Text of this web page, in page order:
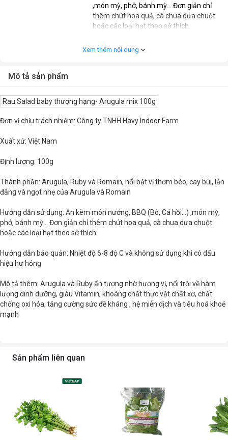
,món mỳ, phở, bánh mỳ... Đơn giản chỉ
thêm chút hoa quả, cà chua dưa chuột
hoặc các loại hạt theo sở thích.
Nhiệt độ 6-8 độ C và không sử dụng khi
Khối lượng
Xem thêm nội dung
Mô tả sản phẩm
Rau Salad baby thượng hạng- Arugula mix 100g
Đơn vị chịu trách nhiệm: Công ty TNHH Havy Indoor Farm
Xuất xứ: Việt Nam
Định lượng: 100g
Thành phần: Arugula, Ruby và Romain, nổi bật vị thơm béo, cay bùi, lẫn
đắng và ngọt nhẹ của Arugula và Romain
Hướng dẫn sử dụng: Ăn kèm món nướng, BBQ (Bò, Cá hồi…) ,món mỳ,
phở, bánh mỳ... Đơn giản chỉ thêm chút hoa quả, cà chua dưa chuột
hoặc các loại hạt theo sở thích.
Hướng dẫn bảo quản: Nhiệt độ 6-8 độ C và không sử dụng khi có dấu
hiệu hư hỏng
Mô tả thêm: Arugula và Ruby ấn tượng nhờ hương vị, nổi trội về hàm
lượng dinh dưỡng, giàu Vitamin, khoáng chất thực vật chất xơ, chất
chống oxi hóa, tăng cường sức đề kháng , hệ miễn dịch và tiêu hoá khoẻ
mạnh
Sản phẩm liên quan